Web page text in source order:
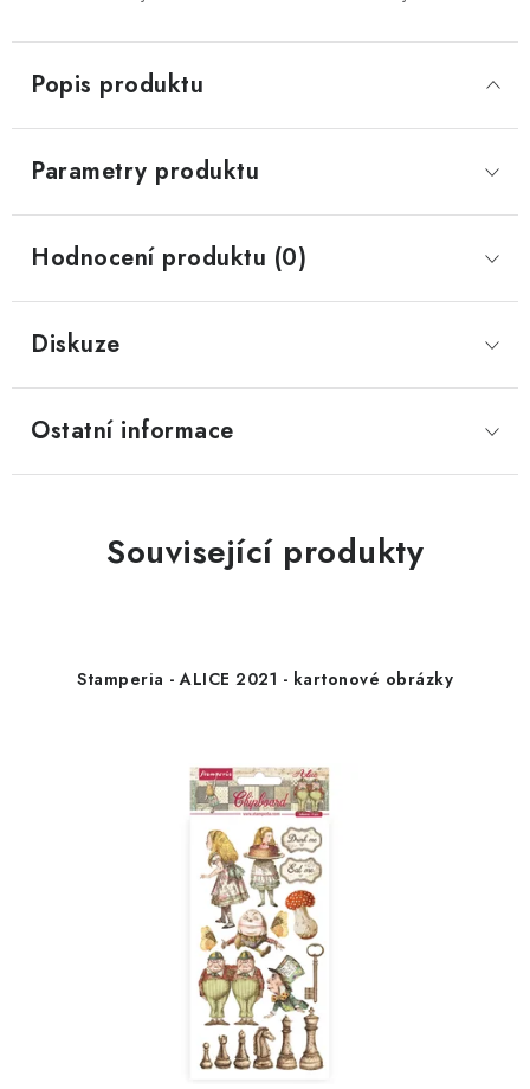
Popis produktu
Parametry produktu
Hodnocení produktu (0)
Diskuze
Ostatní informace
Související produkty
Stamperia - ALICE 2021 - kartonové obrázky